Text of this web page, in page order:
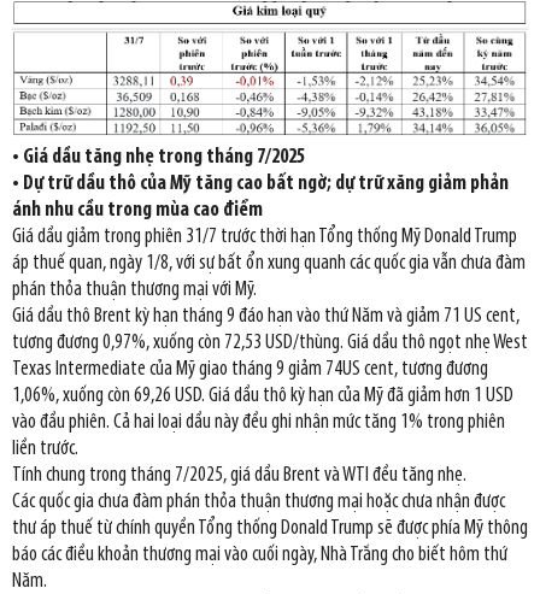
• Giá dầu tăng nhẹ trong tháng 7/2025
• Dự trữ dầu thô của Mỹ tăng cao bất ngờ; dự trữ xăng giảm phản
ánh nhu cầu trong mùa cao điểm
Giá dầu giảm trong phiên 31/7 trước thời hạn Tổng thống Mỹ Donald Trump
áp thuế quan, ngày 1/8, với sự bất ổn xung quanh các quốc gia vẫn chưa đàm
phán thỏa thuận thương mại với Mỹ.
Giá dầu thô Brent kỳ hạn tháng 9 đáo hạn vào thứ Năm và giảm 71 US cent,
tương đương 0,97%, xuống còn 72,53 USD/thùng. Giá dầu thô ngọt nhẹ West
Texas Intermediate của Mỹ giao tháng 9 giảm 74US cent, tương đương
1,06%, xuống còn 69,26 USD. Giá dầu thô kỳ hạn của Mỹ đã giảm hơn 1 USD
vào đầu phiên. Cả hai loại dầu này đều ghi nhận mức tăng 1% trong phiên
liền trước.
Tính chung trong tháng 7/2025, giá dầu Brent và WTI đều tăng nhẹ.
Các quốc gia chưa đàm phán thỏa thuận thương mại hoặc chưa nhận được
thư áp thuế từ chính quyền Tổng thống Donald Trump sẽ được phía Mỹ thông
báo các điều khoản thương mại vào cuối ngày, Nhà Trắng cho biết hôm thứ
Năm.